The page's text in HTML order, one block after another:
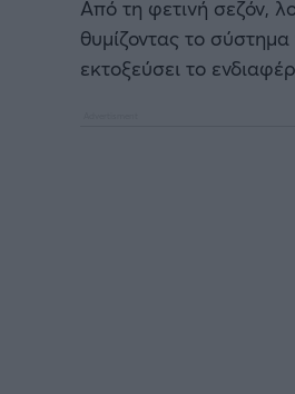
Από τη φετινή σεζόν,
θυμίζοντας το
εκτοξεύσει το